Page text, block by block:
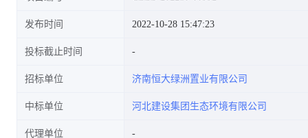
幼儿园园建工程河北建设集团生
态环境有限公司济南恒大绿洲六
发布时间 2022-10-28 15:47:23
投标截止时间
招标单位 济南恒大绿洲置业有限公司
中标单位 河北建设集团生态环境有限公司
代理单位